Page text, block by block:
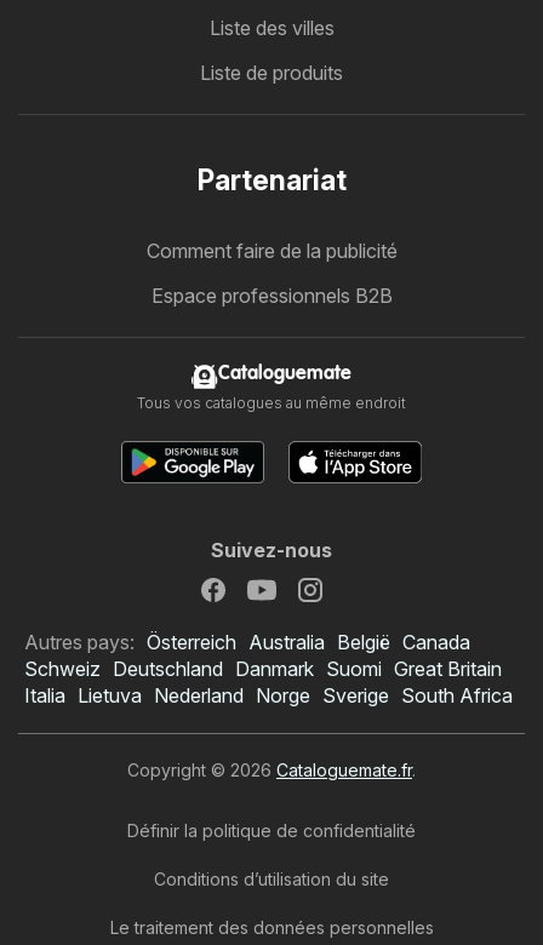
Liste des villes
Liste de produits
Partenariat
Comment faire de la publicité
Espace professionnels B2B
Cataloguemate
Tous vos catalogues au même endroit
Suivez-nous
Autres pays: Österreich Australia België Canada
Schweiz Deutschland Danmark Suomi Great Britain
Italia Lietuva Nederland Norge Sverige South Africa
Copyright © 2026 Cataloguemate.fr.
Définir la politique de confidentialité
Conditions d’utilisation du site
Le traitement des données personnelles